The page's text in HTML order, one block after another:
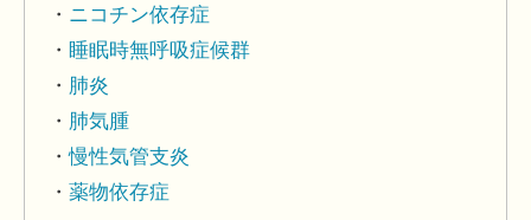
ニコチン依存症
睡眠時無呼吸症候群
肺炎
肺気腫
慢性気管支炎
薬物依存症